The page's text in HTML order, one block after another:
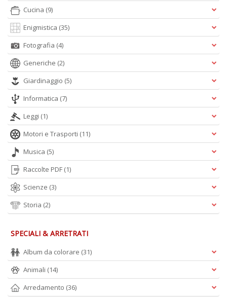
Cucina (9)
Enigmistica (35)
Fotografia (4)
Generiche (2)
Giardinaggio (5)
Informatica (7)
Leggi (1)
Motori e Trasporti (11)
Musica (5)
Raccolte PDF (1)
Scienze (3)
Storia (2)
SPECIALI & ARRETRATI
Album da colorare (31)
Animali (14)
Arredamento (36)